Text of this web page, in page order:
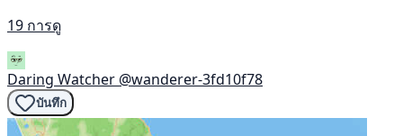
19 การดู
Daring Watcher @wanderer-3fd10f78
บันทึก